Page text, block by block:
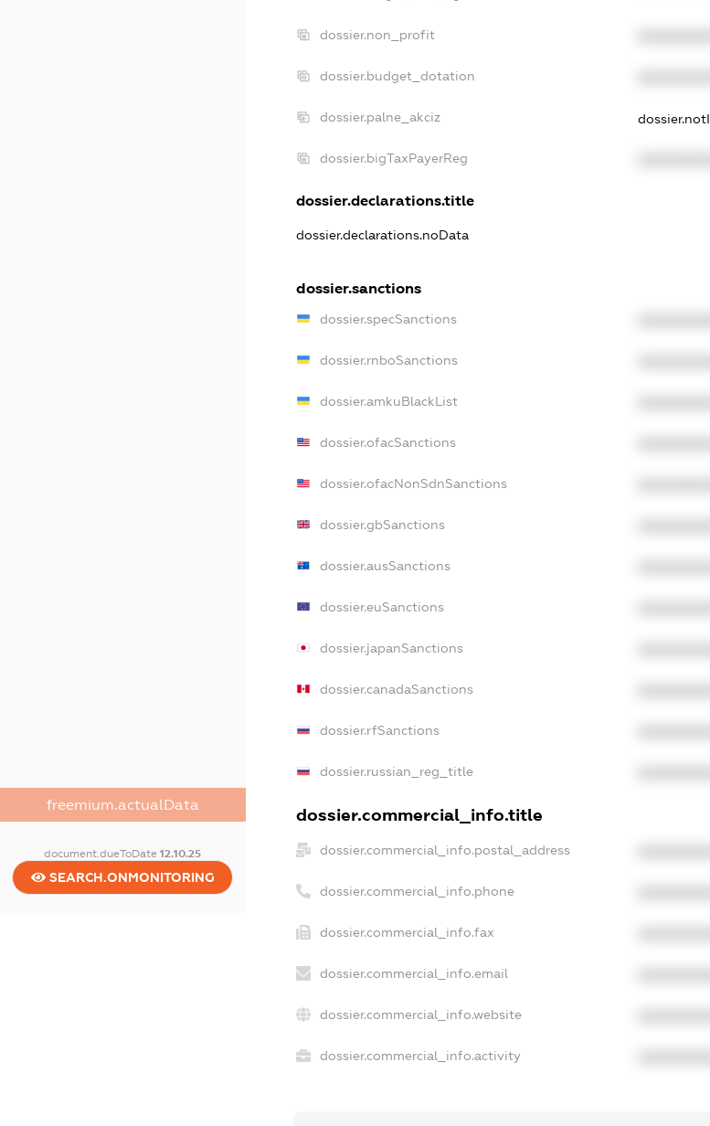
freemium.actualData
document.dueToDate12.10.25
SEARCH.ONMONITORING
dossier.non_profit
dossier.budget_dotation
dossier.palne_akciz
dossier.bigTaxPayerReg
dossier.declarations.title
dossier.declarations.noData
dossier.sanctions
dossier.specSanctions
dossier.rnboSanctions
dossier.amkuBlackList
dossier.ofacSanctions
dossier.ofacNonSdnSanctions
dossier.gbSanctions
dossier.ausSanctions
dossier.euSanctions
dossier.japanSanctions
dossier.canadaSanctions
dossier.rfSanctions
dossier.russian_reg_title
dossier.commercial_info.title
dossier.commercial_info.postal_address
dossier.commercial_info.phone
dossier.commercial_info.fax
dossier.commercial_info.email
dossier.commercial_info.website
dossier.commercial_info.activity